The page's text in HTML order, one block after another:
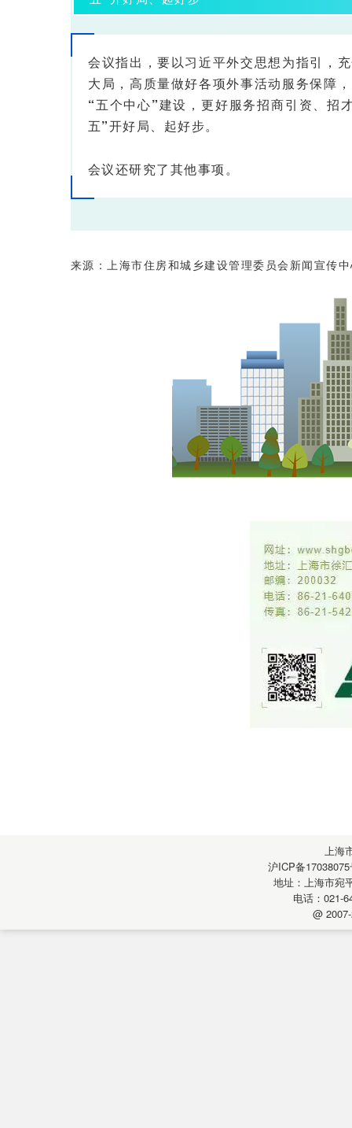
会议指出，要以习近平外交思想为指引，
大局，高质量做好各项外事活动服务保障
“五个中心”建设，更好服务招商引资、招
五”开好局、起好步。
会议还研究了其他事项。
来源：上海市住房和城乡建设管理委员会新闻宣传
上海
沪ICP备
地址：上海市宛
电话：021-
@